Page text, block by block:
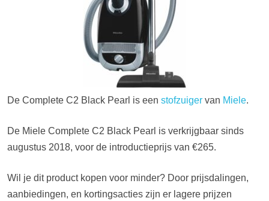
De Complete C2 Black Pearl is een stofzuiger van Miele.
De Miele Complete C2 Black Pearl is verkrijgbaar sinds
augustus 2018, voor de introductieprijs van €265.
Wil je dit product kopen voor minder? Door prijsdalingen,
aanbiedingen, en kortingsacties zijn er lagere prijzen